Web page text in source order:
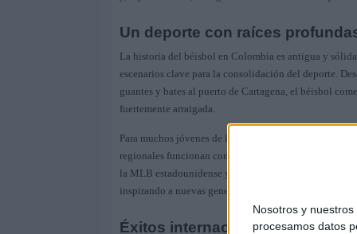
Nosotros y nuestros
procesamos datos
Un deporte con raíces
La historia del béisbol en Colombia es antigua y
escenarios clave para la consolidación del deporte.
guantes y bates al puerto de Cartagena, el béisbol
fuertemente arraigada.
Para muchos jóvenes de la Costa Atlántica, el béisbol
regionales funcionan como plataformas que permiten
la MLB estadounidense y la Liga Mexicana. Decenas
inspirando a nuevas generaciones que hoy sueñan
Éxitos internacionales que